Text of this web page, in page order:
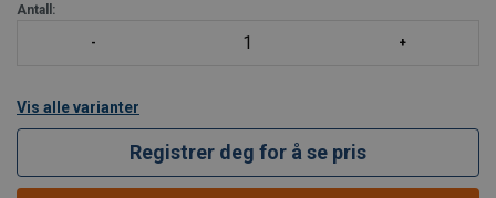
bruksområde innen produksjon, landbruk og brokonstruksjon.
Antall:
Vis alle varianter
Registrer deg for å se pris